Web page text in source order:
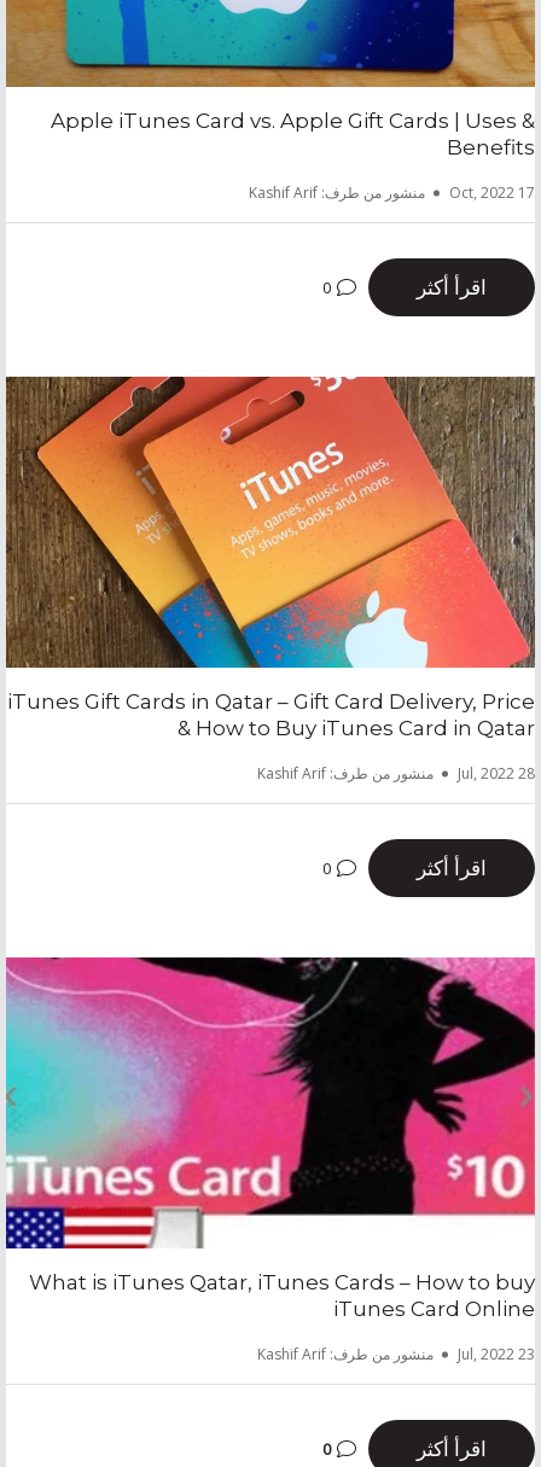
Apple iTunes Card vs. Apple Gift Cards | Uses &
Benefits
17 Oct, 2022 منشور من طرف: Kashif Arif
اقرأ أكثر 0
iTunes Gift Cards in Qatar – Gift Card Delivery, Price
& How to Buy iTunes Card in Qatar
28 Jul, 2022 منشور من طرف: Kashif Arif
اقرأ أكثر 0
What is iTunes Qatar, iTunes Cards – How to buy
iTunes Card Online
23 Jul, 2022 منشور من طرف: Kashif Arif
اقرأ أكثر 0